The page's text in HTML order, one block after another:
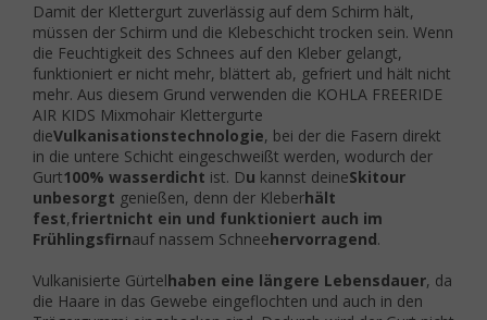
Damit der Klettergurt zuverlässig auf dem Schirm hält,
müssen der Schirm und die Klebeschicht trocken sein. Wenn
die Feuchtigkeit des Schnees auf den Kleber gelangt,
funktioniert er nicht mehr, blättert ab, gefriert und hält nicht
mehr. Aus diesem Grund verwenden die KOHLA FREERIDE
AIR KIDS Mixmohair Klettergurte
dieVulkanisationstechnologie, bei der die Fasern direkt
in die untere Schicht eingeschweißt werden, wodurch der
Gurt100% wasserdicht ist. Du kannst deineSkitour
unbesorgt genießen, denn der Kleberhält
fest,friertnicht ein und funktioniert auch im
Frühlingsfirnauf nassem Schneehervorragend.
Vulkanisierte Gürtelhaben eine längere Lebensdauer, da
die Haare in das Gewebe eingeflochten und auch in den